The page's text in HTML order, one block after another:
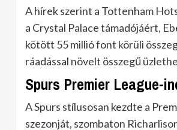
A hírek szerint a Tottenham
a Crystal Palace támadójáért,
kötött 55 millió font körüli
ráadással növelt összegű
Spurs Premier League-
A Spurs stílusosan kezdte a
szezonját, szombaton